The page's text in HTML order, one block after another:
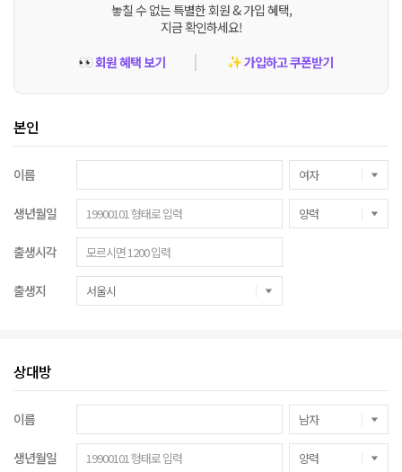
놓칠 수 없는 특별한 회원 & 가입 혜택,
지금 확인하세요!
👀회원 혜택 보기 ✨가입하고 쿠폰받기
본인
이름
생년월일
출생시각
출생지
상대방
이름
생년월일